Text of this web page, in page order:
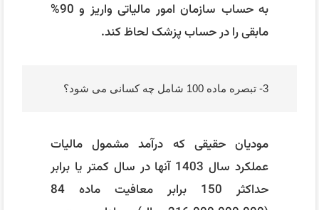
به حساب سازمان امور مالیاتی واریز و 90%
مابقی را در حساب پزشک لحاظ کند.
3- تبصره ماده 100 شامل چه کسانی می شود؟
مودیان حقیقی که درآمد مشمول مالیات
عملکرد سال 1403 آنها در سال کمتر یا برابر
حداکثر 150 برابر معافیت ماده 84